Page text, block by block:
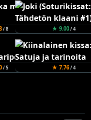
/ 8 ★ 9.00/ 4
/ 5 ★ 7.76/ 4